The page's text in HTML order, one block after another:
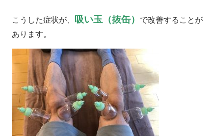
こうした症状が、 吸い玉（抜缶）
で改善することが
あります。